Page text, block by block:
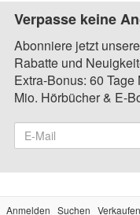
Verpasse keine
Abonniere jetzt
Rabatte und
Extra-Bonus: 60
Mio. Hörbücher & E-
Anmelden Suchen Verkaufen